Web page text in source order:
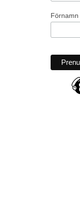
Förnamn